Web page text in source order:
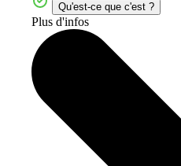
Qu'est-ce que c'est ?
Plus d'infos